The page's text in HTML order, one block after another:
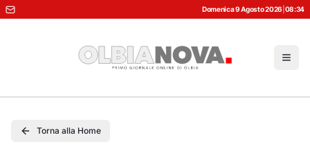
Domenica 9 Agosto 2026 08:34
Torna alla Home